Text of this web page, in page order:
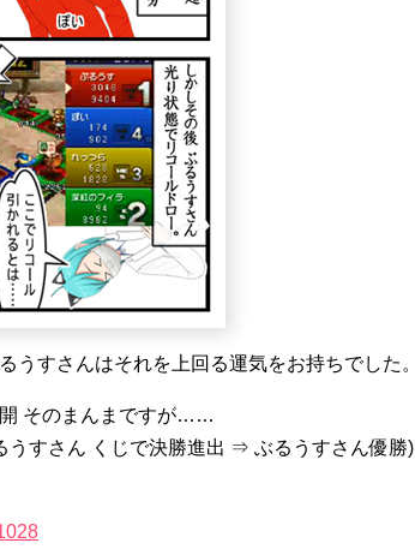
うすさんはそれを上回る運気をお持ちでした。
開 そのまんまですが……
すさん くじで決勝進出 ⇒ ぶるうすさん優勝)